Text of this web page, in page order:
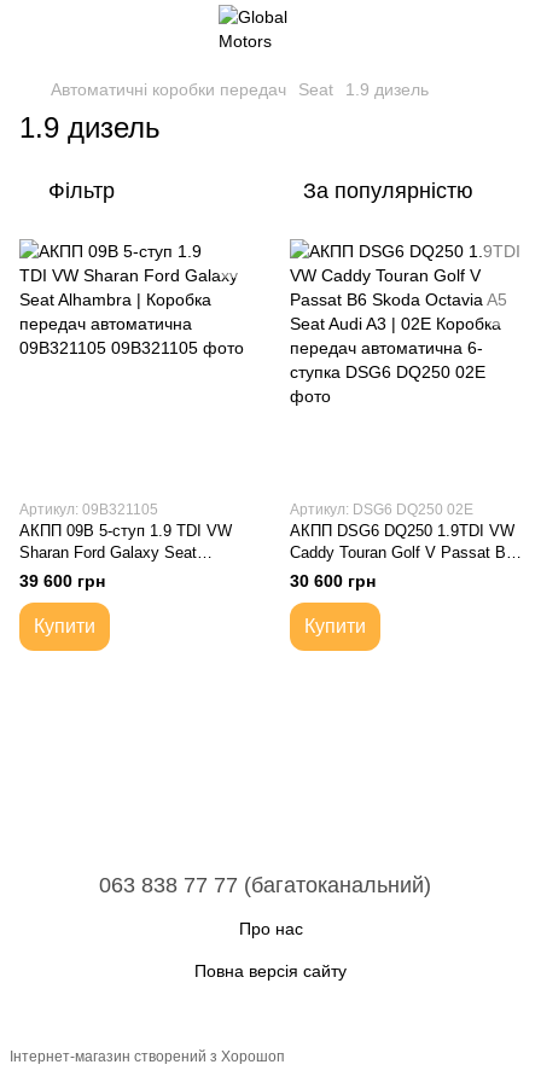
Автоматичні коробки передач Seat 1.9 дизель
1.9 дизель
Фільтр За популярністю
Артикул: 09B321105
АКПП 09B 5-ступ 1.9 TDI VW
Sharan Ford Galaxy Seat
Alhambra | Коробка передач
автоматична 09B321105
39 600 грн
Купити
Артикул: DSG6 DQ250 02E
АКПП DSG6 DQ250 1.9TDI VW
Caddy Touran Golf V Passat B6
Skoda Octavia A5 Seat Audi A3 |
02E Коробка передач
автоматична 6-ступка
30 600 грн
Купити
063 838 77 77 (багатоканальний)
Про нас
Повна версія сайту
Інтернет-магазин створений з Хорошоп